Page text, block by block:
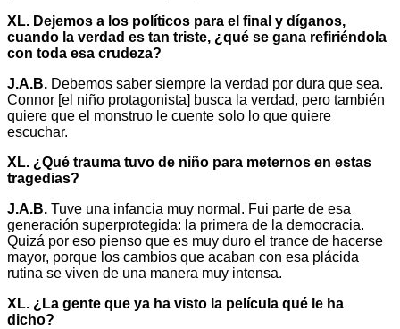
XL. Dejemos a los políticos para el final y díganos,
cuando la verdad es tan triste, ¿qué se gana refiriéndola
con toda esa crudeza?
J.A.B. Debemos saber siempre la verdad por dura que sea.
Connor [el niño protagonista] busca la verdad, pero también
quiere que el monstruo le cuente solo lo que quiere
escuchar.
XL. ¿Qué trauma tuvo de niño para meternos en estas
tragedias?
J.A.B. Tuve una infancia muy normal. Fui parte de esa
generación superprotegida: la primera de la democracia.
Quizá por eso pienso que es muy duro el trance de hacerse
mayor, porque los cambios que acaban con esa plácida
rutina se viven de una manera muy intensa.
XL. ¿La gente que ya ha visto la película qué le ha
dicho?